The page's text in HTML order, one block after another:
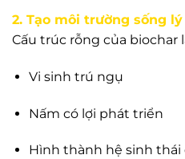
2. Tạo môi trường sống
Cấu trúc rỗng của biochar
Vi sinh trú ngụ
Nấm có lợi phát triển
Hình thành hệ sinh thái